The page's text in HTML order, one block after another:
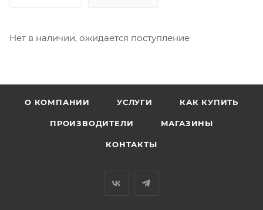
Нет в наличии, ожидается поступление
О КОМПАНИИ УСЛУГИ КАК КУПИТЬ
ПРОИЗВОДИТЕЛИ МАГАЗИНЫ
КОНТАКТЫ